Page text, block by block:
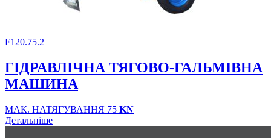
F120.75.2
ГІДРАВЛІЧНА ТЯГОВО-ГАЛЬМІВНА
МАШИНА
МАК. НАТЯГУВАННЯ 75 KN
Детальніше